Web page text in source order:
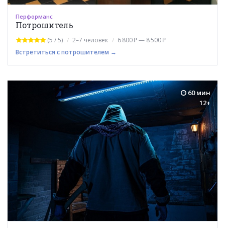
Перформанс
Потрошитель
(5 / 5) 2–7 человек
6 800 ₽ — 8 500 ₽
Встретиться с потрошителем →
60 мин
12+